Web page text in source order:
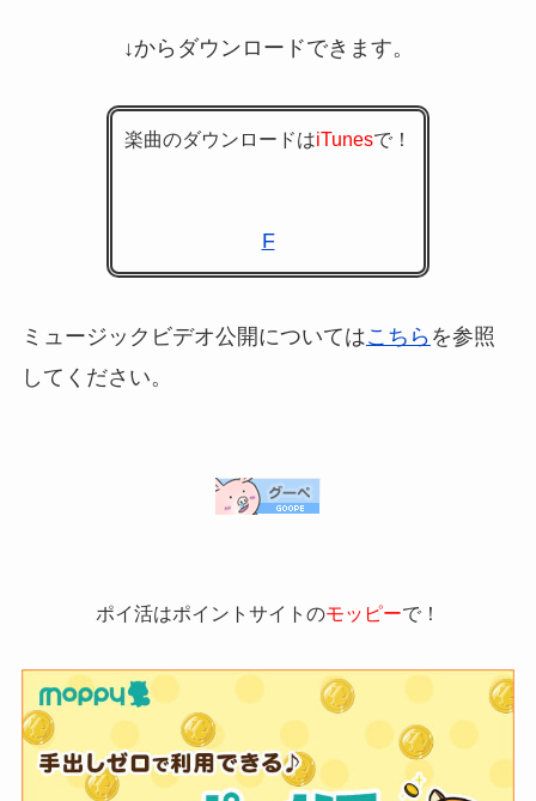
↓からダウンロードできます。
楽曲のダウンロードはiTunesで！
F
ミュージックビデオ公開についてはこちら を参照
してください。
ポイ活はポイントサイトのモッピーで！